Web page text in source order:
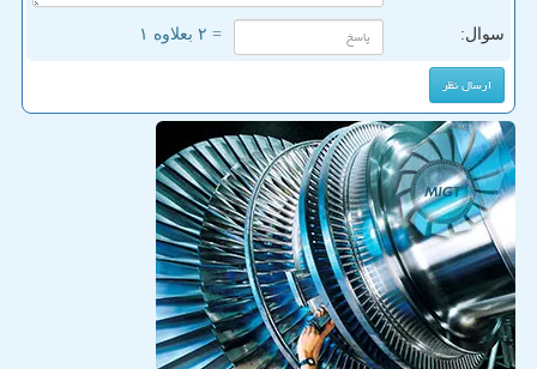
سوال: = ۲ بعلاوه ۱